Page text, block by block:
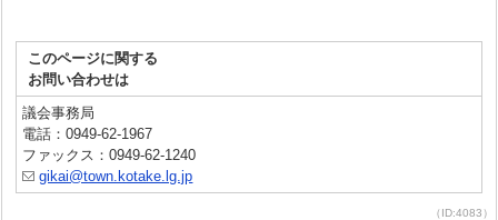
このページに関する
お問い合わせは
議会事務局
電話：0949-62-1967
ファックス：0949-62-1240
gikai@town.kotake.lg.jp
（ID:4083）